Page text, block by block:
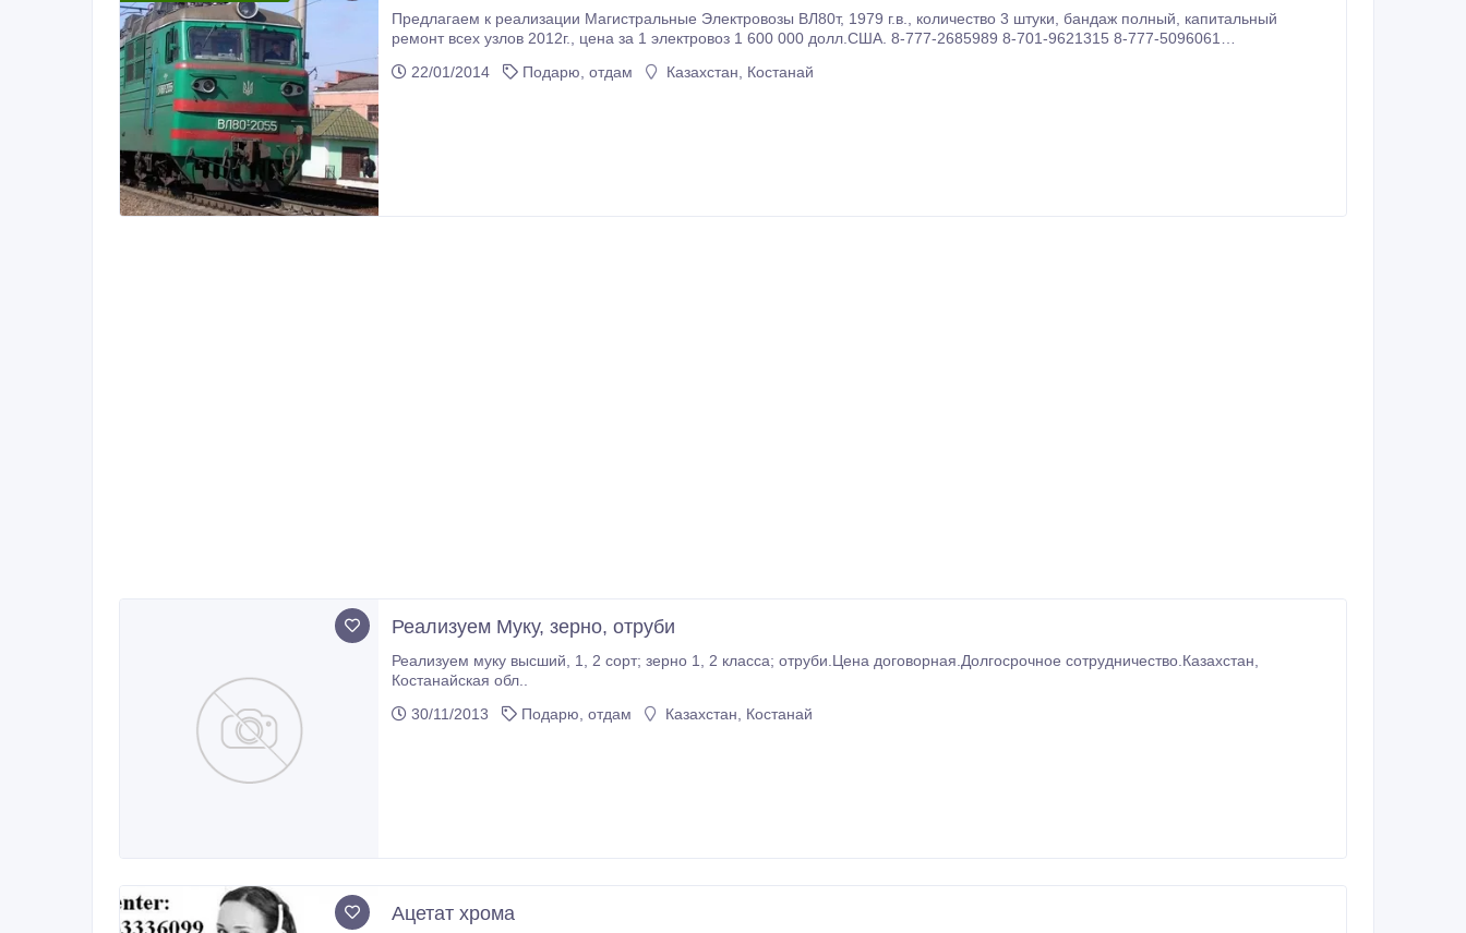
Предлагаем к реализации Магистральные Электровозы ВЛ80т, 1979 г.в., количество 3 штуки, бандаж полный, капитальный
ремонт всех узлов 2012г., цена за 1 электровоз 1 600 000 долл.США. 8-777-2685989 8-701-9621315 8-777-5096061
22/01/2014
Подарю, отдам Казахстан, Костанай
Реализуем Муку, зерно, отруби
Реализуем муку высший, 1, 2 сорт; зерно 1, 2 класса; отруби.Цена договорная.Долгосрочное сотрудничество.Казахстан,
Костанайская обл..
30/11/2013
Подарю, отдам Казахстан, Костанай
Ацетат хрома